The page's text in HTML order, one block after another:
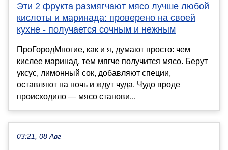
Эти 2 фрукта размягчают мясо лучше любой
кислоты и маринада: проверено на своей
кухне - получается сочным и нежным
ПроГородМногие, как и я, думают просто: чем
кислее маринад, тем мягче получится мясо. Берут
уксус, лимонный сок, добавляют специи,
оставляют на ночь и ждут чуда. Чудо вроде
происходило — мясо станови...
03:21, 08 Авг